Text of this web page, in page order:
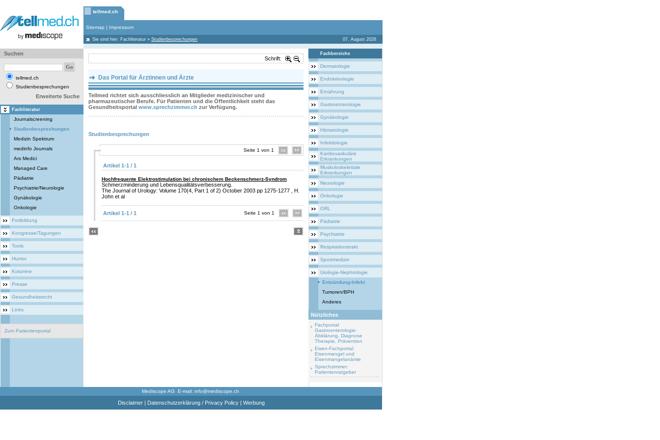
tellmed.ch
Sitemap | Impressum
Sie sind hier: Fachliteratur » Studienbesprechungen 07. August 2026
Suchen
tellmed.ch
Studienbesprechungen
Erweiterte Suche
Fachliteratur
Journalscreening
Studienbesprechungen
Medizin Spektrum
medinfo Journals
Ars Medici
Managed Care
Pädiatrie
Psychiatrie/Neurologie
Gynäkologie
Onkologie
Fortbildung
Kongresse/Tagungen
Tools
Humor
Kolumne
Presse
Gesundheitsrecht
Links
Zum Patientenportal
Schrift:
Das Portal für Ärztinnen und Ärzte
Tellmed richtet sich ausschliesslich an Mitglieder medizinischer und
pharmazeutischer Berufe. Für Patienten und die Öffentlichkeit steht das
Gesundheitsportal www.sprechzimmer.ch zur Verfügung.
Studienbesprechungen
Seite 1 von 1
Artikel 1-1 / 1
Hochfrequente Elektrostimulation bei chronischem Beckenschmerz-Syndrom
Schmerzminderung und Lebensqualitätsverbesserung.
The Journal of Urology: Volume 170(4, Part 1 of 2) October 2003 pp 1275-1277 , H.
John et al
Artikel 1-1 / 1 Seite 1 von 1
Fachbereiche
Dermatologie
Endokrinologie
Ernährung
Gastroenterologie
Gynäkologie
Hämatologie
Infektiologie
Kardiovaskuläre
Erkrankungen
Muskuloskelettale
Erkrankungen
Neurologie
Onkologie
ORL
Pädiatrie
Psychiatrie
Respirationstrakt
Sportmedizin
Urologie-Nephrologie
Entzündung-Infekt
Tumoren/BPH
Anderes
Nützliches
Fachportal
Gastroenterologie:
Abklärung, Diagnose
Therapie, Prävention
Eisen-Fachportal:
Eisenmangel und
Eisenmangelanämie
Sprechzimmer:
Patientenratgeber
Mediscope AG E-mail: info@mediscope.ch
Disclaimer| Datenschutzerklärung / Privacy Policy| Werbung